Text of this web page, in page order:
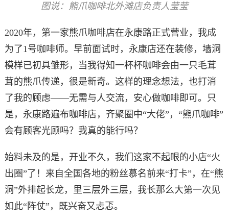
图说：熊爪咖啡北外滩店负责人莹莹
2020年，第一家熊爪咖啡店在永康路正式营业，我成
为了1号咖啡师。早前面试时，永康店还在装修，墙洞
模样已初具雏形，当我得知一杯杯咖啡会由一只毛茸
茸的熊爪传递，很是新奇。这样的理念想法，也打消
了我的顾虑——无需与人交流，安心做咖啡即可。只
是，永康路遍布咖啡店，齐聚圈中“大佬”，“熊爪咖啡”
会有顾客光顾吗？我真的能行吗？
始料未及的是，开业不久，我们这家不起眼的小店“火
出圈”了！来自全国各地的粉丝慕名前来“打卡”，在“熊
洞”外排起长龙，里三层外三层，我长那么大第一次见
如此“阵仗”，既兴奋又忐忑。